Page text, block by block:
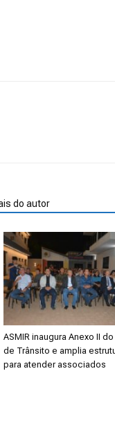
do autor
ASMIR inaugura Anexo II do
de Trânsito e amplia
para atender associados